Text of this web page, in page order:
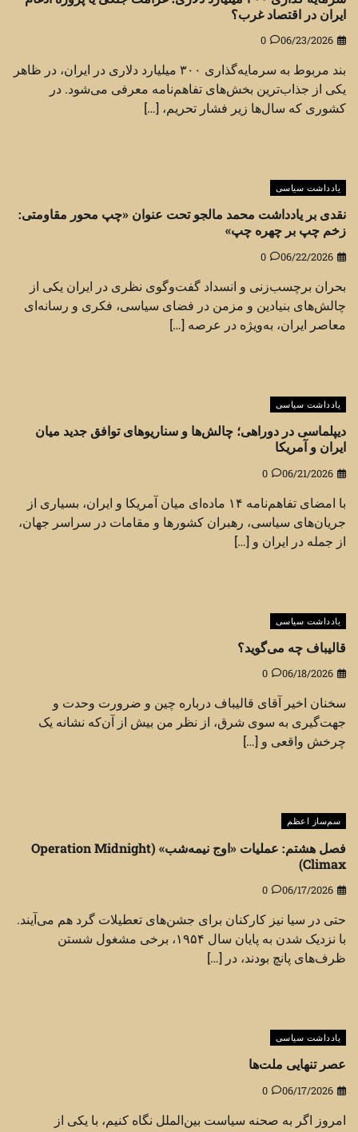
ایران در اقتصاد غرب؟
06/23/2026
0
بند مربوط به سرمایه‌گذاری ۳۰۰ میلیارد دلاری در ایران، در ظاهر
یکی از جذاب‌ترین بخش‌های تفاهم‌نامه معرفی می‌شود. در
کشوری که سال‌ها زیر فشار تحریم، […]
یادداشت سیاسی
نقدی بر یادداشت محمد مالجو تحت عنوان «چپ محور مقاومتی:
زخم چپ بر چهره چپ»
06/22/2026
0
بحران برچسب‌زنی و انسداد گفت‌وگوی نظری در ایران یکی از
چالش‌های بنیادین و مزمن در فضای سیاسی، فکری و رسانه‌ای
معاصر ایران، به‌ویژه در عرصه […]
یادداشت سیاسی
دیپلماسی در دوراهی؛ چالش‌ها و سناریوهای توافق جدید میان
ایران و آمریکا
06/21/2026
0
با امضای تفاهم‌نامه ۱۴ ماده‌ای میان آمریکا و ایران، بسیاری از
جریان‌های سیاسی، رهبران کشورها و مقامات در سراسر جهان،
از جمله در ایران و […]
یادداشت سیاسی
قالیباف چه می‌گوید؟
06/18/2026
0
سخنان اخیر آقای قالیباف درباره چین و ضرورت وحدت و
جهت‌گیری به سوی شرق، از نظر من بیش از آن‌که نشانه یک
چرخش واقعی و […]
سم‌ساز اعظم
فصل هشتم: عملیات «اوج نیمه‌شب» (Operation Midnight
Climax)
06/17/2026
0
حتی در سیا نیز کارکنان برای جشن‌های تعطیلات گرد هم می‌آیند.
با نزدیک شدن به پایان سال ۱۹۵۴، برخی مشغول شستن
ظرف‌های پانچ بودند، در […]
یادداشت سیاسی
عصر تنهایی ملت‌ها
06/17/2026
0
امروز اگر به صحنه سیاست بین‌الملل نگاه کنیم، با یکی از